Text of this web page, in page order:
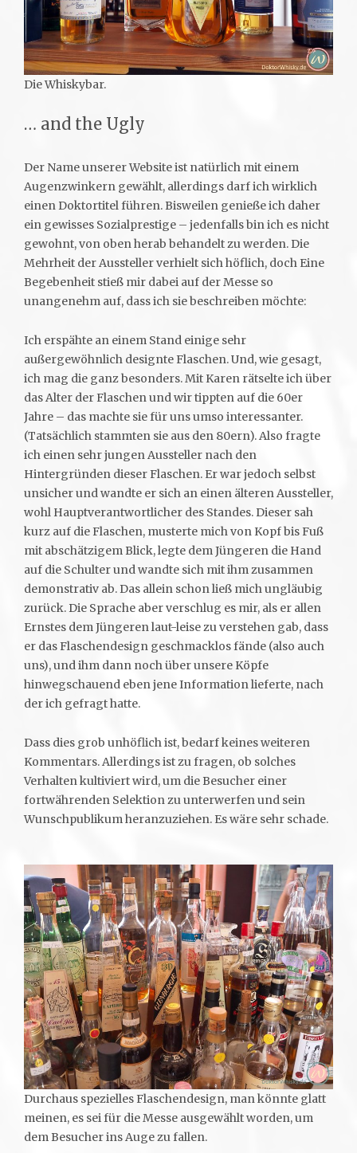
Die Whiskybar.
… and the Ugly
Der Name unserer Website ist natürlich mit einem
Augenzwinkern gewählt, allerdings darf ich wirklich
einen Doktortitel führen. Bisweilen genieße ich daher
ein gewisses Sozialprestige – jedenfalls bin ich es nicht
gewohnt, von oben herab behandelt zu werden. Die
Mehrheit der Aussteller verhielt sich höflich, doch Eine
Begebenheit stieß mir dabei auf der Messe so
unangenehm auf, dass ich sie beschreiben möchte:
Ich erspähte an einem Stand einige sehr
außergewöhnlich designte Flaschen. Und, wie gesagt,
ich mag die ganz besonders. Mit Karen rätselte ich über
das Alter der Flaschen und wir tippten auf die 60er
Jahre – das machte sie für uns umso interessanter.
(Tatsächlich stammten sie aus den 80ern). Also fragte
ich einen sehr jungen Aussteller nach den
Hintergründen dieser Flaschen. Er war jedoch selbst
unsicher und wandte er sich an einen älteren Aussteller,
wohl Hauptverantwortlicher des Standes. Dieser sah
kurz auf die Flaschen, musterte mich von Kopf bis Fuß
mit abschätzigem Blick, legte dem Jüngeren die Hand
auf die Schulter und wandte sich mit ihm zusammen
demonstrativ ab. Das allein schon ließ mich ungläubig
zurück. Die Sprache aber verschlug es mir, als er allen
Ernstes dem Jüngeren laut-leise zu verstehen gab, dass
er das Flaschendesign geschmacklos fände (also auch
uns), und ihm dann noch über unsere Köpfe
hinwegschauend eben jene Information lieferte, nach
der ich gefragt hatte.
Dass dies grob unhöflich ist, bedarf keines weiteren
Kommentars. Allerdings ist zu fragen, ob solches
Verhalten kultiviert wird, um die Besucher einer
fortwährenden Selektion zu unterwerfen und sein
Wunschpublikum heranzuziehen. Es wäre sehr schade.
Durchaus spezielles Flaschendesign, man könnte glatt
meinen, es sei für die Messe ausgewählt worden, um
dem Besucher ins Auge zu fallen.